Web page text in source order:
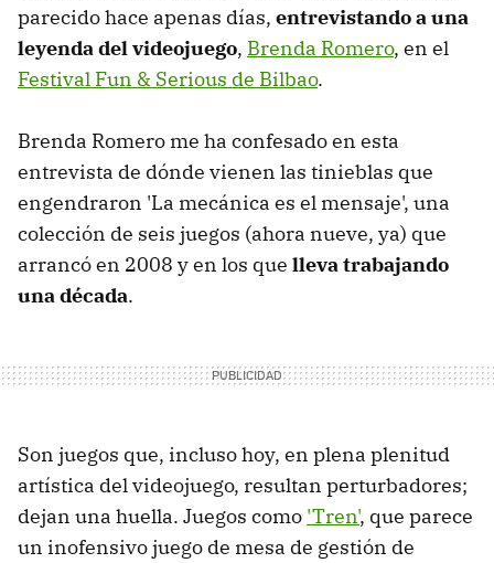
parecido hace apenas días, entrevistando a una
leyenda del videojuego, Brenda Romero, en el
Festival Fun & Serious de Bilbao.
Brenda Romero me ha confesado en esta
entrevista de dónde vienen las tinieblas que
engendraron 'La mecánica es el mensaje', una
colección de seis juegos (ahora nueve, ya) que
arrancó en 2008 y en los que lleva trabajando
una década.
Son juegos que, incluso hoy, en plena plenitud
artística del videojuego, resultan perturbadores;
dejan una huella. Juegos como 'Tren', que parece
un inofensivo juego de mesa de gestión de